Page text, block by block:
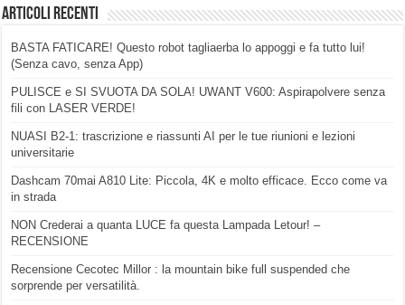
Articoli Recenti
BASTA FATICARE! Questo robot tagliaerba lo appoggi e fa tutto lui!
(Senza cavo, senza App)
PULISCE e SI SVUOTA DA SOLA! UWANT V600: Aspirapolvere senza
fili con LASER VERDE!
NUASI B2-1: trascrizione e riassunti AI per le tue riunioni e lezioni
universitarie
Dashcam 70mai A810 Lite: Piccola, 4K e molto efficace. Ecco come va
in strada
NON Crederai a quanta LUCE fa questa Lampada Letour! –
RECENSIONE
Recensione Cecotec Millor : la mountain bike full suspended che
sorprende per versatilità.